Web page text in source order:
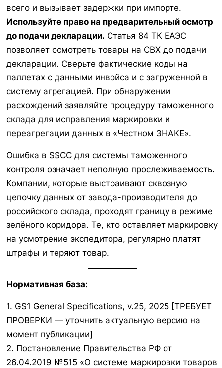
всего и вызывает задержки при импорте.
Используйте право на предварительный осмотр
до подачи декларации. Статья 84 ТК ЕАЭС
позволяет осмотреть товары на СВХ до подачи
декларации. Сверьте фактические коды на
паллетах с данными инвойса и с загруженной в
систему агрегацией. При обнаружении
расхождений заявляйте процедуру таможенного
склада для исправления маркировки и
переагрегации данных в «Честном ЗНАКЕ».
Ошибка в SSCC для системы таможенного
контроля означает неполную прослеживаемость.
Компании, которые выстраивают сквозную
цепочку данных от завода-производителя до
российского склада, проходят границу в режиме
зелёного коридора. Те, кто оставляет маркировку
на усмотрение экспедитора, регулярно платят
штрафы и теряют товар.
Нормативная база:
1. GS1 General Specifications, v.25, 2025 [ТРЕБУЕТ
ПРОВЕРКИ — уточнить актуальную версию на
момент публикации]
2. Постановление Правительства РФ от
26.04.2019 №515 «О системе маркировки товаров